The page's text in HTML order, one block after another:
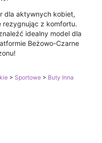
dla aktywnych kobiet,
rezygnując z komfortu.
idealny model dla
Beżowo-Czarne
> Sportowe > Buty Inna